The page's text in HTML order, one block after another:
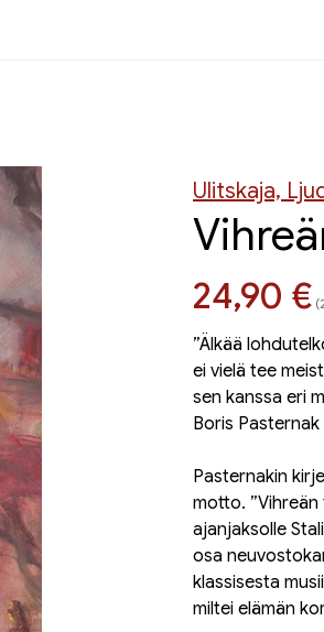
Ulitskaja,
Hinta
24,90 €
”Älkää
ei vielä tee
sen kanssa eri
Boris Pasternak
Pasternakin
motto.
ajanjaksolle
osa
klassisesta
miltei elämän